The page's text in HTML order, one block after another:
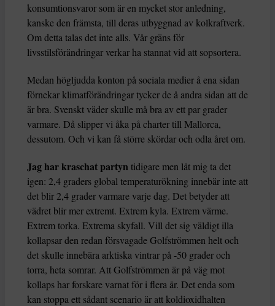
konsumtionsvaror som är en mycket stor anledning,
kanske den främsta, till deras utbyggnad av kolkraftverk.
Om detta talas det inte alls. Vår gräns för
livsstilsförändringar verkar ha stannat vid att sopsortera.
Medan högljudda konton på sociala medier å ena sidan
förnekar klimatförändringar tycker de å andra sidan att de
är bra. Svenskt väder skulle må bra av ett par grader
varmare. Då slipper vi åka på charter till Mallorca,
dessutom. Och vi kan få större skördar och odla året om.
Jag har kraschat partyn tidigare men låt mig ta det
igen: 2,4 graders global temperaturökning innebär inte att
det blir 2,4 grader varmare varje dag. Det betyder att
vädret blir mer extremt. Extrem kyla. Extrem värme.
Extrem torka. Extrema skyfall. Vill det sig väldigt illa
kollapsar den redan försvagade Golfströmmen helt och
det skulle innebära arktiska vintrar på -50 grader och
torra, heta somrar. Att Golfströmmen är på väg mot
kollaps har forskare varnat för i flera år. Det enda som
kan stoppa ett sådant scenario är att koldioxidhalten